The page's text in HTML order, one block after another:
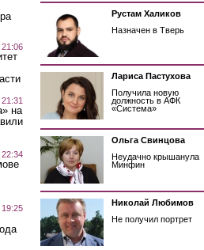
на
Рустам Халиков
Назначен в Тверь
Лариса Пастухова
Получила новую
должность в АФК
«Система»
Ольга Свинцова
Неудачно крышанула
Минфин
Николай Любимов
Не получил портрет